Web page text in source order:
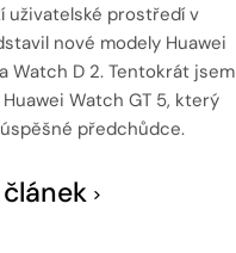
uživatelské prostředí v
nové modely Huawei
Watch D 2. Tentokrát jsem
Watch GT 5, který
předchůdce.